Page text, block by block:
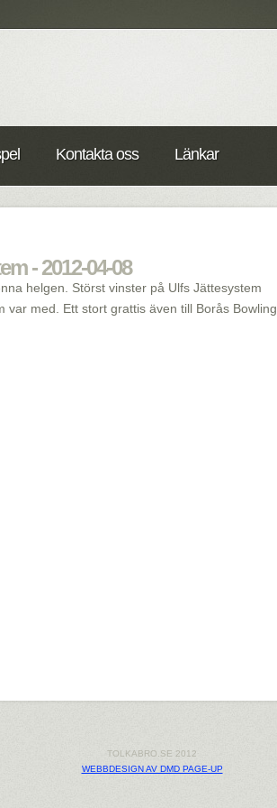
Kontakta oss Länkar
- 2012-04-08
helgen. Störst vinster på Ulfs Jättesystem
var med. Ett stort grattis även till Borås Bowling
TOLKABRO.SE 2012
WEBBDESIGN AV DMD PAGE-UP